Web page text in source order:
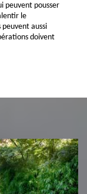
peuvent pousser
le
aussi
doivent